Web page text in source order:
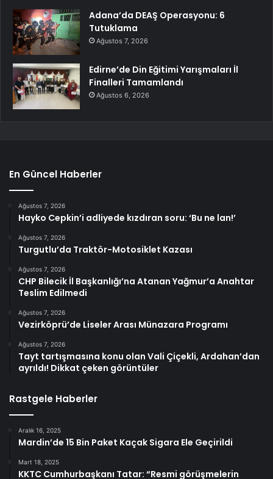
Adana’da DEAŞ Operasyonu: 6
Tutuklama
Ağustos 7, 2026
Edirne’de Din Eğitimi Yarışmaları İl
Finalleri Tamamlandı
Ağustos 6, 2026
En Güncel Haberler
Ağustos 7, 2026
Hayko Cepkin’i adliyede kızdıran soru: ‘Bu ne lan!’
Ağustos 7, 2026
Turgutlu’da Traktör-Motosiklet Kazası
Ağustos 7, 2026
CHP Bilecik İl Başkanlığı’na Atanan Yağmur’a Anahtar
Teslim Edilmedi
Ağustos 7, 2026
Vezirköprü’de Liseler Arası Münazara Programı
Ağustos 7, 2026
Tayt tartışmasına konu olan Vali Çiçekli, Ardahan’dan
ayrıldı! Dikkat çeken görüntüler
Rastgele Haberler
Aralık 16, 2025
Mardin’de 15 Bin Paket Kaçak Sigara Ele Geçirildi
Mart 18, 2025
KKTC Cumhurbaşkanı Tatar: “Resmi görüşmelerin